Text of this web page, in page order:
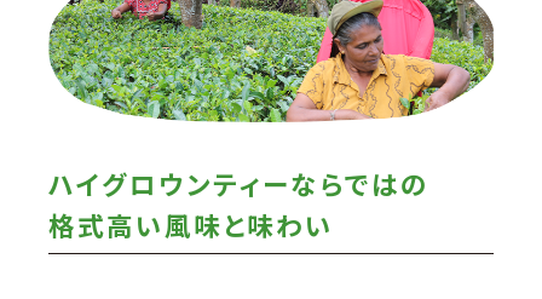
ハイグロウンティーならではの
格式高い風味と味わい